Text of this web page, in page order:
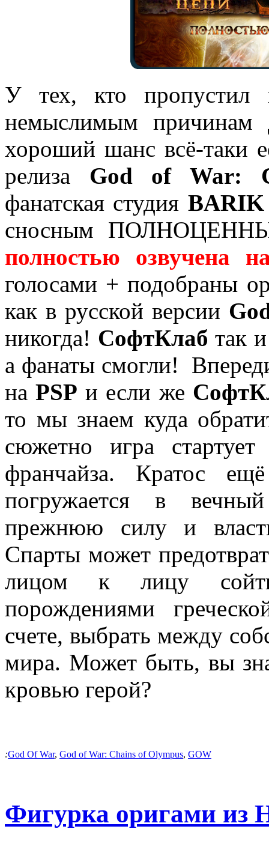
У тех, кто
немыслимым причинам
хороший шанс всё-таки
релиза God of War:
фанатская студия BARIK
сносным
полностью озвучена
голосами + подобраны
как в русской версии
никогда! СофтКлаб так
а фанаты смогли!
наPSP и если же
то мы знаем куда
сюжетно игра
франчайза. Кратос
погружается в
прежнюю силу и
Спарты может
лицом к лицу
порождениями
счете, выбрать между
мира. Может быть, вы
кровью герой?
:God Of War, God of War: Chains of Olympus, GOW
Фигурка оригами из